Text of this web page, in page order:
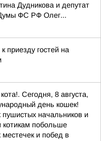
Дудникова и депутат
ФС РФ Олег...
приезду гостей на
Сегодня, 8 августа,
день кошек!
начальников и
побольше
и побед в